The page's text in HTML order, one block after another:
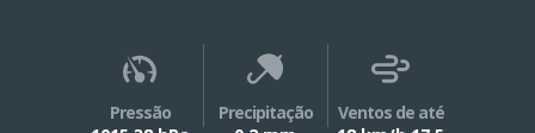
Pressão
Precipitação
Ventos de até